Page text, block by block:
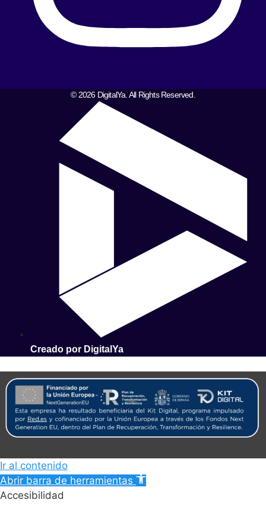
© 2026 DigitalYa. All Rights Reserved.
Creado por DigitalYa
Ir al contenido
Abrir barra de herramientas
Accesibilidad